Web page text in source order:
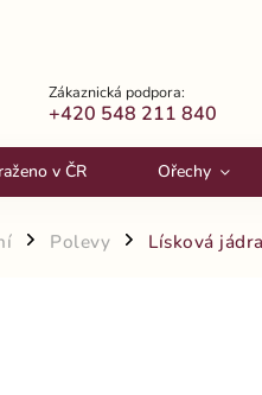
Zákaznická podpora:
+420 548 211 840
v ČR Ořechy
/ Polevy / Lísková